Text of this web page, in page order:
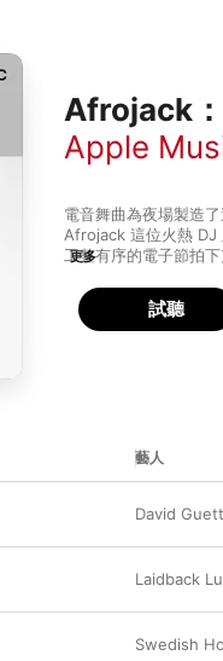
Afrojack
Apple
電音舞曲為夜場製造
Afrojack 這位火熱 DJ
工整有序的電子節拍
型中提取精華，滲入
更多
試聽
藝人
David
Laidback
Swedish